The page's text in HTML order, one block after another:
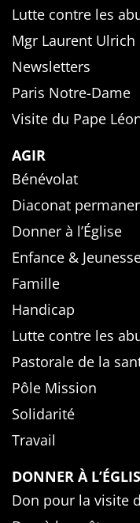
Lutte contre les
Mgr Laurent Ulrich
Newsletters
Paris Notre-Dame
Visite du Pape
AGIR
Bénévolat
Diaconat
Donner à l’Église
Enfance &
Famille
Handicap
Lutte contre les
Pastorale de la
Pôle Mission
Solidarité
Travail
DONNER À
Don pour la visite